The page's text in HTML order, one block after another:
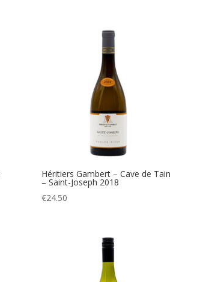
Héritiers Gambert – Cave de Tain
– Saint-Joseph 2018
€24.50